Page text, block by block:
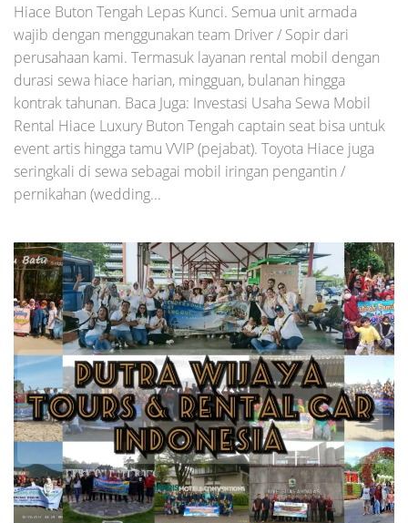
Hiace Buton Tengah Lepas Kunci. Semua unit armada
wajib dengan menggunakan team Driver / Sopir dari
perusahaan kami. Termasuk layanan rental mobil dengan
durasi sewa hiace harian, mingguan, bulanan hingga
kontrak tahunan. Baca Juga: Investasi Usaha Sewa Mobil
Rental Hiace Luxury Buton Tengah captain seat bisa untuk
event artis hingga tamu VVIP (pejabat). Toyota Hiace juga
seringkali di sewa sebagai mobil iringan pengantin /
pernikahan (wedding...